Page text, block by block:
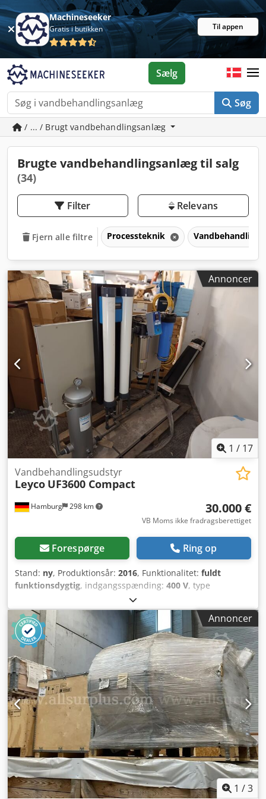
Machineseeker
Gratis i butikken Til appen
Søg
Sælg
/ ... / Brugt vandbehandlingsanlæg
Brugte vandbehandlingsanlæg til salg
(34)
Filter Relevans
Fjern alle filtre Processteknik
Annoncer
1 / 17
Hamburg 298 km
Vandbehandlingsudstyr
Leyco UF3600 Compact
30.000 €
VB Moms ikke fradragsberettiget
Forespørge Ring op
Stand: ny, Produktionsår: 2016, Funktionalitet: fuldt
funktionsdygtig, indgangsspænding: 400 V, type
, tryk:6 stang
mm, samlet bredde:700 mm, samlet længde:1.600 mm,
Udstyr:dokumentation / manual, Der tilbydes et anlæg,
som stadig befinder sig i originalemballage på lageret.
Anlægget er aldrig blevet taget i brug. Kun den oprindeligt
installerede Grundfos-pumpe er blevet fjernet og erstattet
med en ny reservedelspumpe. Anlæggets generelle
tilstand svarer ellers til den oprindelige leveringstilstand.
Anlægget omfatter: Blødgøringsanlæg Forfilter
Ultrafiltreringsanlæg med efterfølgende omvendt
osmoseanlæg Aktivkulfilter UV-lampe Alle installerede dele
og sliddele, såsom filterpatroner, filterindsatser,
reservedels-UV-lampe osv., medfølger som reservedele.
Anlægget vil blive pakket og gjort klar til transport på fire
europaller samt en større engangspalle. Den oprindelige
indkøbspris var 47.788,47 € netto. Anvendelse af UF-
Annoncer
1 /3